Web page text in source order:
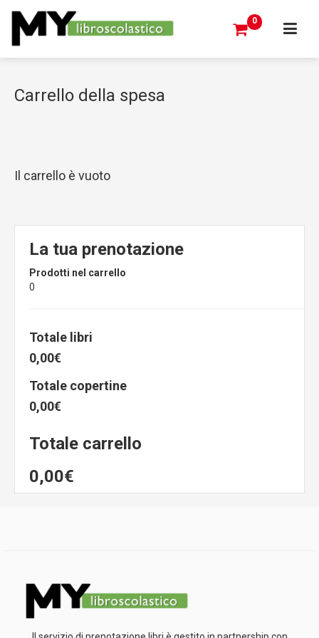
0
Carrello della spesa
Il carrello è vuoto
La tua prenotazione
Prodotti nel carrello
0
Totale libri
0,00€
Totale copertine
0,00€
Totale carrello
0,00€